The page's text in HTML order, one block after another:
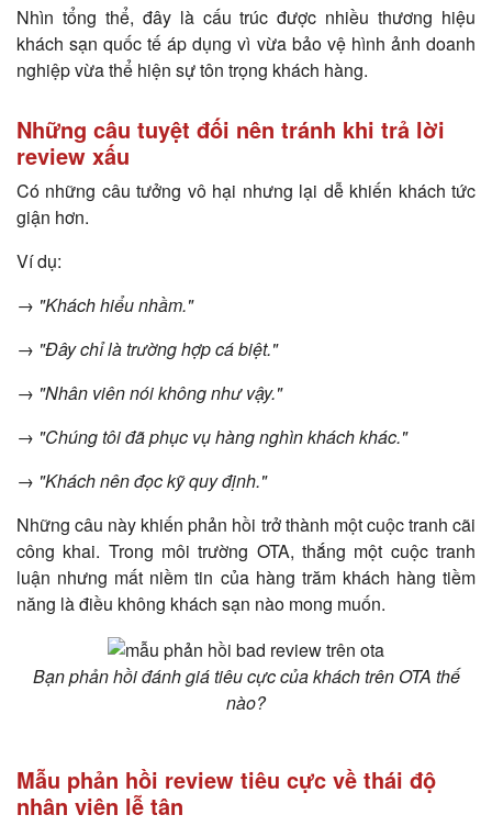
Nhìn tổng thể, đây là cấu trúc được nhiều thương hiệu
khách sạn quốc tế áp dụng vì vừa bảo vệ hình ảnh doanh
nghiệp vừa thể hiện sự tôn trọng khách hàng.
Những câu tuyệt đối nên tránh khi trả lời
review xấu
Có những câu tưởng vô hại nhưng lại dễ khiến khách tức
giận hơn.
Ví dụ:
→ "Khách hiểu nhầm."
→ "Đây chỉ là trường hợp cá biệt."
→ "Nhân viên nói không như vậy."
→ "Chúng tôi đã phục vụ hàng nghìn khách khác."
→ "Khách nên đọc kỹ quy định."
Những câu này khiến phản hồi trở thành một cuộc tranh cãi
công khai. Trong môi trường OTA, thắng một cuộc tranh
luận nhưng mất niềm tin của hàng trăm khách hàng tiềm
năng là điều không khách sạn nào mong muốn.
Bạn phản hồi đánh giá tiêu cực của khách trên OTA thế
nào?
Mẫu phản hồi review tiêu cực về thái độ
nhân viên lễ tân